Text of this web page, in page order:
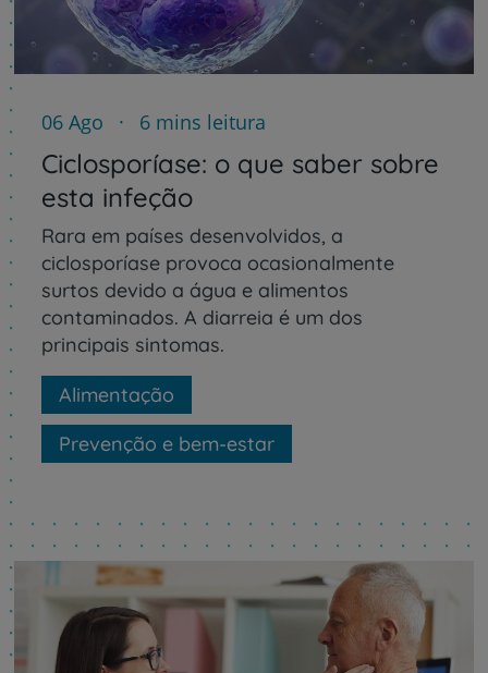
06 Ago 6 mins leitura
Ciclosporíase: o que saber sobre
esta infeção
Rara em países desenvolvidos, a
ciclosporíase provoca ocasionalmente
surtos devido a água e alimentos
contaminados. A diarreia é um dos
principais sintomas.
Alimentação
Prevenção e bem-estar